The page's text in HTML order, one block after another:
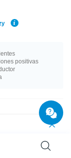
positivas
las bolas de
buscar